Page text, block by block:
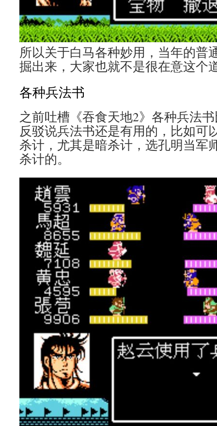
所以关于白马各种妙用，当年的普
掘出来，大家也就不是很在意这个
各种兵法书
之前吐槽《吞食天地2》各种兵法
反驳说兵法书还是有用的，比如可
杀计，尤其是暗杀计，选孔明当军
杀计的。